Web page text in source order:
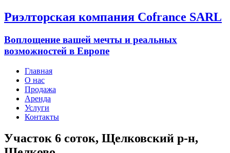
Риэлторская компания Cofrance SARL
Воплощение вашей мечты и реальных
возможностей в Европе
Главная
О нас
Продажа
Аренда
Услуги
Контакты
Участок 6 соток, Щелковский р-н,